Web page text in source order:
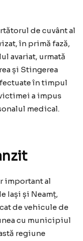
de cuvânt al
în primă fază,
avariat, urmată
și Stingerea
în timpul
a impus
medical.
important al
Iași și Neamț,
de vehicule de
cu municipiul
regiune